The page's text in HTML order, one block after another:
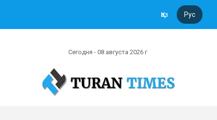
Қаз Рус
Сегодня - 08 августа 2026 г